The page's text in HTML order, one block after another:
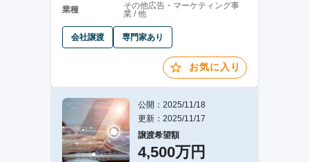
業種
その他広告・マーケティング事
業 / 他
会社譲渡 専門家あり
お気に入り
公開：2025/11/18
更新：2025/11/17
譲渡希望額
4,500万円